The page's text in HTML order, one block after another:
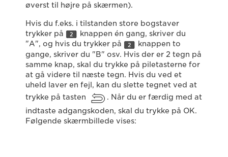
øverst til højre på skærmen).
Hvis du f.eks. i tilstanden store bogstaver
trykker på
knappen én gang, skriver du
"A", og hvis du trykker på
knappen to
gange, skriver du "B" osv. Hvis der er 2 tegn på
samme knap, skal du trykke på piletasterne for
at gå videre til næste tegn. Hvis du ved et
uheld laver en fejl, kan du slette tegnet ved at
trykke på tasten
. Når du er færdig med at
indtaste adgangskoden, skal du trykke på OK.
Følgende skærmbillede vises: